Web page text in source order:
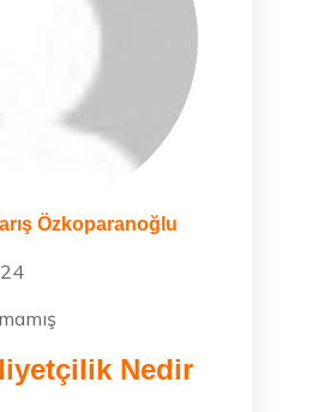
Özkoparanoğlu
Nedir